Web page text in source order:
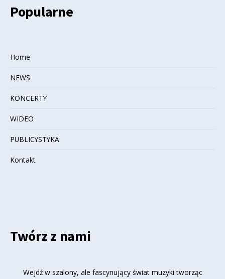
Popularne
Home
NEWS
KONCERTY
WIDEO
PUBLICYSTYKA
Kontakt
Twórz z nami
Wejdź w szalony, ale fascynujący świat muzyki tworząc